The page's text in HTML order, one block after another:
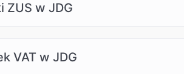
ZUS w JDG
VAT w JDG